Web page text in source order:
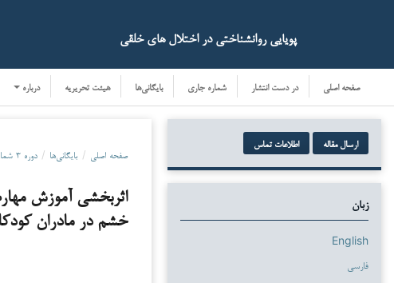
پویایی روانشناختی در اختلال های خلقی
صفحه اصلی در دست انتشار شماره جاری بایگانی‌ها هیئت تحریریه درباره
ارسال مقاله اطلاعات تماس
زبان
English
فارسی
صفحه اصلی / بایگانی‌ها / دوره ۳ شماره ۳ (۱۴۰۳)
اثربخشی آموزش
خشم در مادران